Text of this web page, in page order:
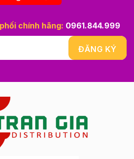
chính hãng: 0961.844.999